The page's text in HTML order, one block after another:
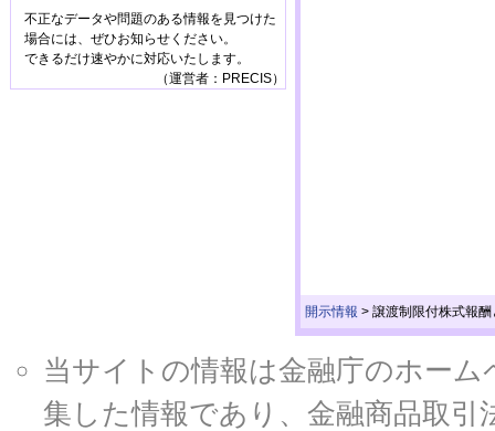
開示情報 > 譲渡制限付株式報
不正なデータや問題のある情報を見つけた
場合には、ぜひお知らせください。
できるだけ速やかに対応いたします。
（運営者：PRECIS）
当サイトの情報は金融庁のホー
集した情報であり、金融商品取